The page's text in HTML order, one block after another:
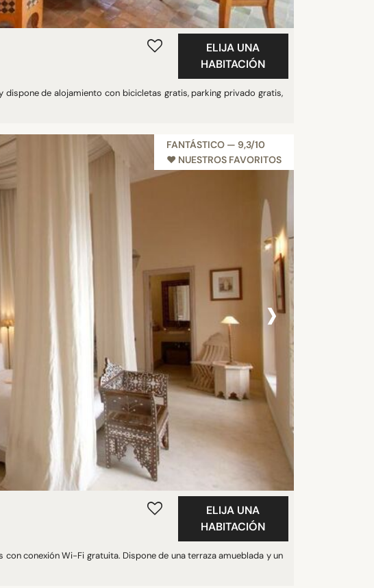
ELIJA UNA
HABITACIÓN
dispone de alojamiento con bicicletas gratis, parking privado gratis,
FANTÁSTICO — 9,3/10
♥︎ NUESTROS FAVORITOS
›
ELIJA UNA
HABITACIÓN
conexión Wi-Fi gratuita. Dispone de una terraza amueblada y un